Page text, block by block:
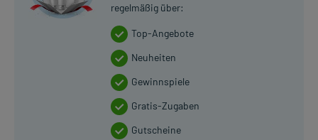
regelmäßig über:
Top-Angebote
Neuheiten
Gewinnspiele
Gratis-Zugaben
Gutscheine